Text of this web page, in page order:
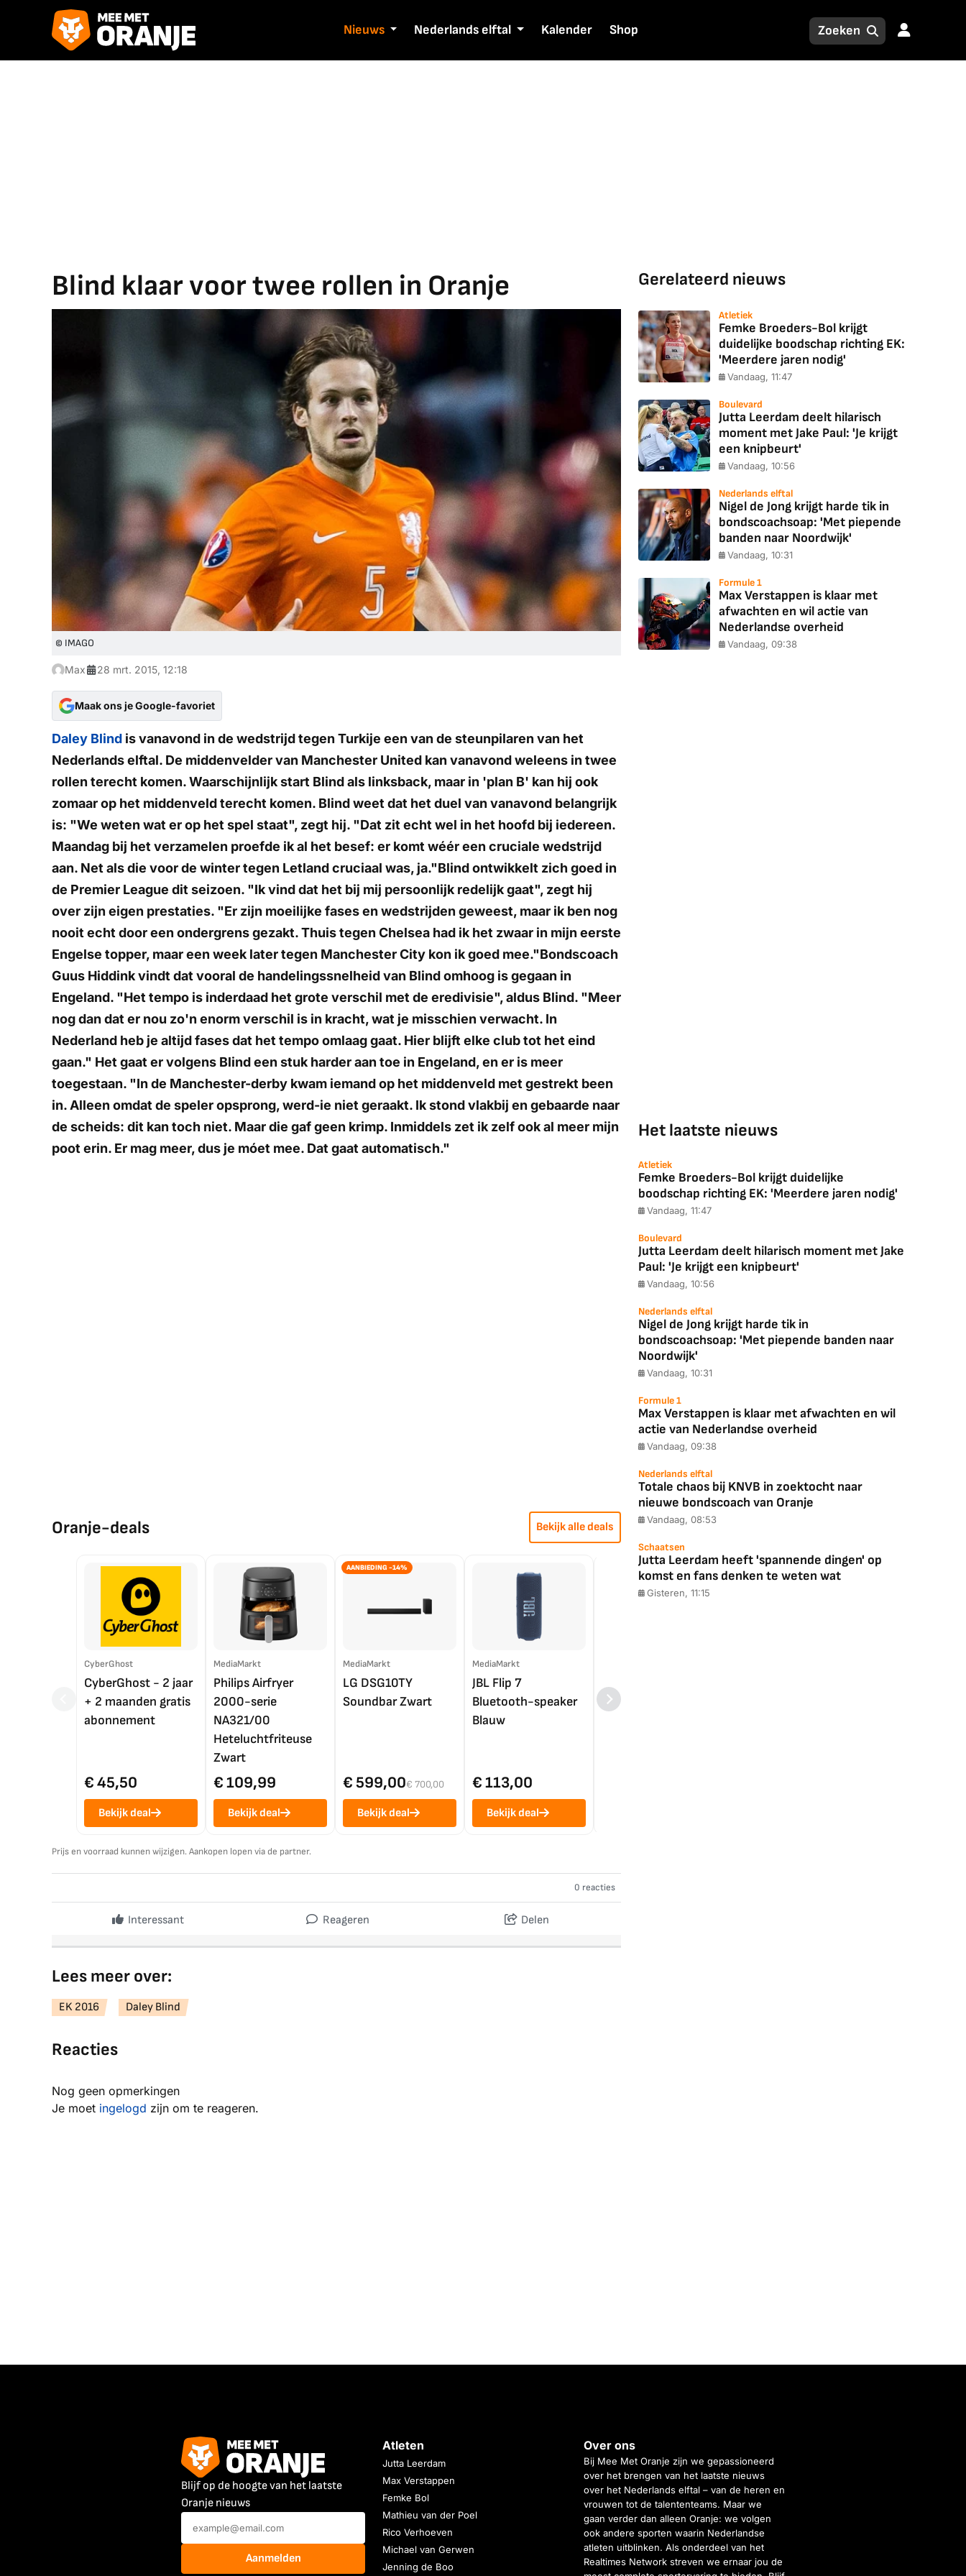
Nieuws Nederlands elftal Kalender Shop
Blind klaar voor twee rollen in Oranje
© IMAGO
Max 28 mrt. 2015, 12:18
Maak ons je Google-favoriet
Daley Blind is vanavond in de wedstrijd tegen Turkije een van de steunpilaren van het
Nederlands elftal. De middenvelder van Manchester United kan vanavond weleens in twee
rollen terecht komen. Waarschijnlijk start Blind als linksback, maar in 'plan B' kan hij ook
zomaar op het middenveld terecht komen. Blind weet dat het duel van vanavond belangrijk
is: "We weten wat er op het spel staat", zegt hij. "Dat zit echt wel in het hoofd bij iedereen.
Maandag bij het verzamelen proefde ik al het besef: er komt wéér een cruciale wedstrijd
aan. Net als die voor de winter tegen Letland cruciaal was, ja."Blind ontwikkelt zich goed in
de Premier League dit seizoen. "Ik vind dat het bij mij persoonlijk redelijk gaat", zegt hij
over zijn eigen prestaties. "Er zijn moeilijke fases en wedstrijden geweest, maar ik ben nog
nooit echt door een ondergrens gezakt. Thuis tegen Chelsea had ik het zwaar in mijn eerste
Engelse topper, maar een week later tegen Manchester City kon ik goed mee."Bondscoach
Guus Hiddink vindt dat vooral de handelingssnelheid van Blind omhoog is gegaan in
Engeland. "Het tempo is inderdaad het grote verschil met de eredivisie", aldus Blind. "Meer
nog dan dat er nou zo'n enorm verschil is in kracht, wat je misschien verwacht. In
Nederland heb je altijd fases dat het tempo omlaag gaat. Hier blijft elke club tot het eind
gaan." Het gaat er volgens Blind een stuk harder aan toe in Engeland, en er is meer
toegestaan. "In de Manchester-derby kwam iemand op het middenveld met gestrekt been
in. Alleen omdat de speler opsprong, werd-ie niet geraakt. Ik stond vlakbij en gebaarde naar
de scheids: dit kan toch niet. Maar die gaf geen krimp. Inmiddels zet ik zelf ook al meer mijn
poot erin. Er mag meer, dus je móet mee. Dat gaat automatisch."
Oranje-deals Bekijk alle deals
CyberGhost
CyberGhost - 2 jaar
+ 2 maanden gratis
abonnement
€ 45,50
Bekijk deal
MediaMarkt
Philips Airfryer
2000-serie
NA321/00
Heteluchtfriteuse
Zwart
€ 109,99
Bekijk deal
AANBIEDING -14%
MediaMarkt
LG DSG10TY
Soundbar Zwart
€ 599,00€ 700,00
Bekijk deal
MediaMarkt
JBL Flip 7
Bluetooth-speaker
Blauw
€ 113,00
Bekijk deal
4K TV (2025)
Prijs en voorraad kunnen wijzigen. Aankopen lopen via de partner.
0 reacties
Interessant Reageren Delen
Lees meer over:
EK 2016 Daley Blind
Reacties
Nog geen opmerkingen
Je moet ingelogd zijn om te reageren.
Gerelateerd nieuws
Atletiek
Femke Broeders-Bol krijgt
duidelijke boodschap richting EK:
'Meerdere jaren nodig'
Vandaag, 11:47
Boulevard
Jutta Leerdam deelt hilarisch
moment met Jake Paul: 'Je krijgt
een knipbeurt'
Vandaag, 10:56
Nederlands elftal
Nigel de Jong krijgt harde tik in
bondscoachsoap: 'Met piepende
banden naar Noordwijk'
Vandaag, 10:31
Formule 1
Max Verstappen is klaar met
afwachten en wil actie van
Nederlandse overheid
Vandaag, 09:38
Het laatste nieuws
Atletiek
Femke Broeders-Bol krijgt duidelijke
boodschap richting EK: 'Meerdere jaren nodig'
Vandaag, 11:47
Boulevard
Jutta Leerdam deelt hilarisch moment met Jake
Paul: 'Je krijgt een knipbeurt'
Vandaag, 10:56
Nederlands elftal
Nigel de Jong krijgt harde tik in
bondscoachsoap: 'Met piepende banden naar
Noordwijk'
Vandaag, 10:31
Formule 1
Max Verstappen is klaar met afwachten en wil
actie van Nederlandse overheid
Vandaag, 09:38
Nederlands elftal
Totale chaos bij KNVB in zoektocht naar
nieuwe bondscoach van Oranje
Vandaag, 08:53
Schaatsen
Jutta Leerdam heeft 'spannende dingen' op
komst en fans denken te weten wat
Gisteren, 11:15
Blijf op de hoogte van het laatste
Oranje nieuws
Aanmelden
Atleten
Jutta Leerdam
Max Verstappen
Femke Bol
Mathieu van der Poel
Rico Verhoeven
Michael van Gerwen
Jenning de Boo
Over ons
Bij Mee Met Oranje zijn we gepassioneerd
over het brengen van het laatste nieuws
over het Nederlands elftal – van de heren en
vrouwen tot de talententeams. Maar we
gaan verder dan alleen Oranje: we volgen
ook andere sporten waarin Nederlandse
atleten uitblinken. Als onderdeel van het
Realtimes Network streven we ernaar jou de